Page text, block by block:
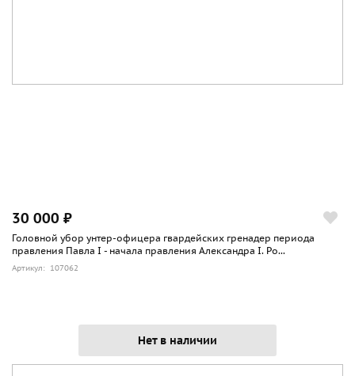
30 000 ₽
Головной убор унтер-офицера гвардейских гренадер периода
правления Павла I - начала правления Александра I. Ро...
Артикул: 107062
Нет в наличии